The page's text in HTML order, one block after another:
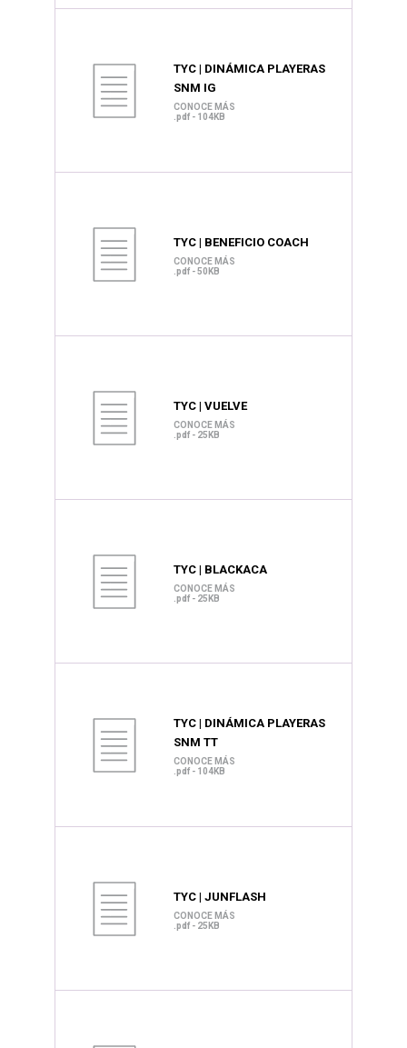
TYC | DINÁMICA PLAYERAS
SNM IG
CONOCE MÁS
.pdf - 104KB
TYC | BENEFICIO COACH
CONOCE MÁS
.pdf - 50KB
TYC | VUELVE
CONOCE MÁS
.pdf - 25KB
TYC | BLACKACA
CONOCE MÁS
.pdf - 25KB
TYC | DINÁMICA PLAYERAS
SNM TT
CONOCE MÁS
.pdf - 104KB
TYC | JUNFLASH
CONOCE MÁS
.pdf - 25KB